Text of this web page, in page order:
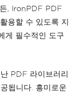
, IronPDF PDF
용할 수 있도록 지
게 필수적인 도구
PDF 라이브러리
됩니다. 흥미로운